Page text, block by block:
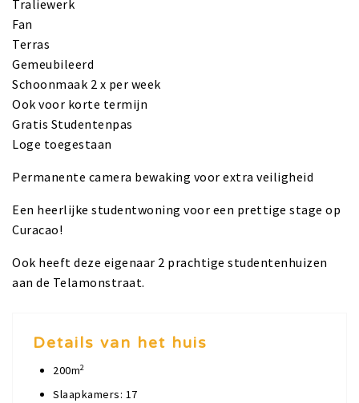
Traliewerk
Fan
Terras
Gemeubileerd
Schoonmaak 2 x per week
Ook voor korte termijn
Gratis Studentenpas
Loge toegestaan
Permanente camera bewaking voor extra veiligheid
Een heerlijke studentwoning voor een prettige stage op
Curacao!
Ook heeft deze eigenaar 2 prachtige studentenhuizen
aan de Telamonstraat.
Details van het huis
200m2
Slaapkamers: 17